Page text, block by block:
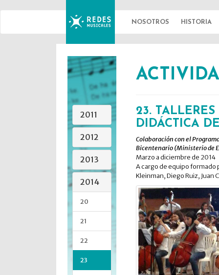
MUSICALES
NOSOTROS HISTORIA
2011
2012
2013
2014
20
21
22
23
23.
DIDÁCTICA
Colaboración con el
Bicentenario (Ministerio de
Marzo a diciembre de 2014
A cargo de equipo formado
Kleinman, Diego Ruiz, Juan